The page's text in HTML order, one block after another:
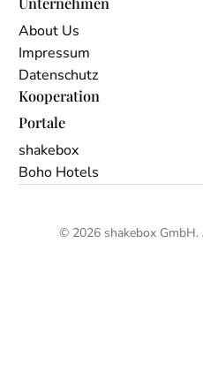
About Us
Impressum
Datenschutz
Kooperation
Portale
shakebox
Boho Hotels
© 2026 shakebox GmbH.